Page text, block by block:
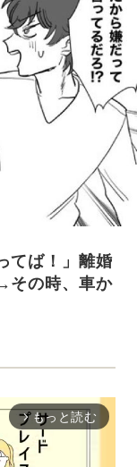
てば！」離婚
その時、車か
arrow_forward_ios もっと読む